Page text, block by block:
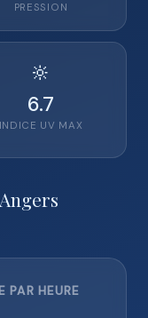
PRESSION
🔆
6.7
INDICE UV MAX
PAR HEURE